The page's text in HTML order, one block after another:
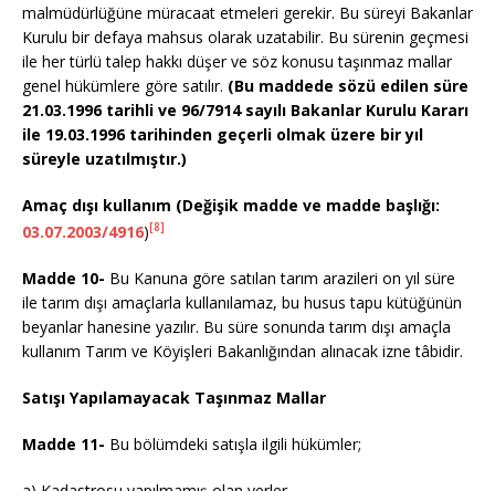
malmüdürlüğüne müracaat etmeleri gerekir. Bu süreyi Bakanlar
Kurulu bir defaya mahsus olarak uzatabilir. Bu sürenin geçmesi
ile her türlü talep hakkı düşer ve söz konusu taşınmaz mallar
genel hükümlere göre satılır. (Bu maddede sözü edilen süre
21.03.1996 tarihli ve 96/7914 sayılı Bakanlar Kurulu Kararı
ile 19.03.1996 tarihinden geçerli olmak üzere bir yıl
süreyle uzatılmıştır.)
Amaç dışı kullanım (Değişik madde ve madde başlığı:
03.07.2003/4916)[8]
Madde 10- Bu Kanuna göre satılan tarım arazileri on yıl süre
ile tarım dışı amaçlarla kullanılamaz, bu husus tapu kütüğünün
beyanlar hanesine yazılır. Bu süre sonunda tarım dışı amaçla
kullanım Tarım ve Köyişleri Bakanlığından alınacak izne tâbidir.
Satışı Yapılamayacak Taşınmaz Mallar
Madde 11- Bu bölümdeki satışla ilgili hükümler;